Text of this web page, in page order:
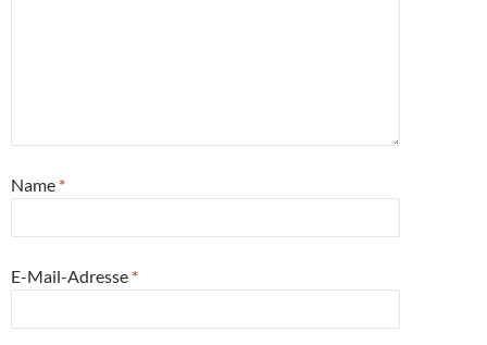
Name *
E-Mail-Adresse *